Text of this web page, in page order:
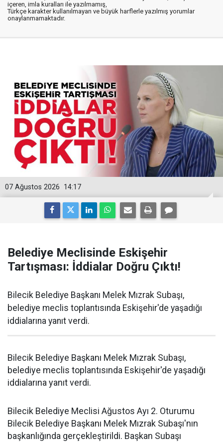
içeren, imla kuralları ile yazılmamış,
Türkçe karakter kullanılmayan ve büyük harflerle yazılmış yorumlar
onaylanmamaktadır.
14:17
07 Ağustos 2026
Belediye Meclisinde Eskişehir
Tartışması: İddialar Doğru Çıktı!
Bilecik Belediye Başkanı Melek Mızrak Subaşı,
belediye meclis toplantısında Eskişehir'de yaşadığı
iddialarına yanıt verdi.
Bilecik Belediye Başkanı Melek Mızrak Subaşı,
belediye meclis toplantısında Eskişehir'de yaşadığı
iddialarına yanıt verdi.
Bilecik Belediye Meclisi Ağustos Ayı 2. Oturumu
Bilecik Belediye Başkanı Melek Mızrak Subaşı'nın
başkanlığında gerçekleştirildi. Başkan Subaşı